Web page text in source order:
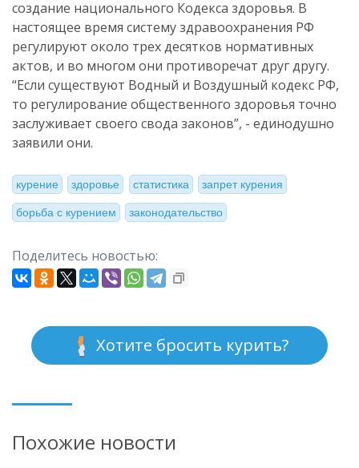
создание национального Кодекса здоровья. В
настоящее время систему здравоохранения РФ
регулируют около трех десятков нормативных
актов, и во многом они противоречат друг другу.
“Если существуют Водный и Воздушный кодекс РФ,
то регулирование общественного здоровья точно
заслуживает своего свода законов”, - единодушно
заявили они.
курение здоровье статистика запрет курения
борьба с курением законодательство
Поделитесь новостью:
Хотите бросить курить?
Похожие новости